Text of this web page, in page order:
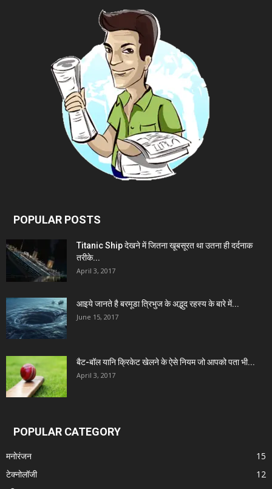
POPULAR POSTS
Titanic Ship देखने में जितना खूबसूरत था उतना ही दर्दनाक
तरीके...
April 3, 2017
आइये जानते है बरमूडा त्रिभुज के अद्भुद रहस्य के बारे में...
June 15, 2017
बैट-बॉल यानि क्रिकेट खेलने के ऐसे नियम जो आपको पता भी...
April 3, 2017
POPULAR CATEGORY
मनोरंजन
15
टेक्नोलॉजी
12